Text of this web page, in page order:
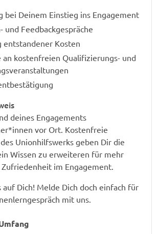
bei Deinem Einstieg ins Engagement
und Feedbackgespräche
entstandener Kosten
an kostenfreien Qualifizierungs- und
deines Engagements
vor Ort. Kostenfreie
Unionhilfswerks geben Dir die
Wissen zu erweiteren für mehr
im Engagement.
Dich! Melde Dich doch einfach für
mit uns.